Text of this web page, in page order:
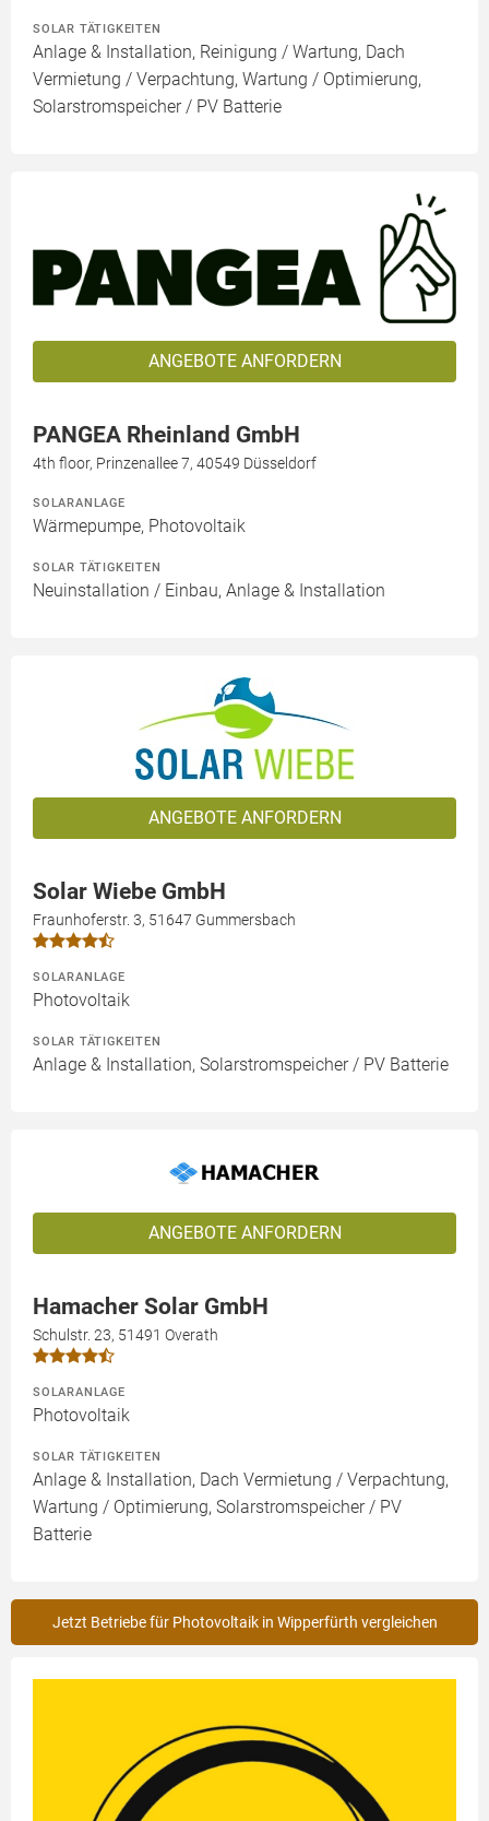
SOLAR TÄTIGKEITEN
Anlage & Installation, Reinigung / Wartung, Dach
Vermietung / Verpachtung, Wartung / Optimierung,
Solarstromspeicher / PV Batterie
ANGEBOTE ANFORDERN
PANGEA Rheinland GmbH
4th floor, Prinzenallee 7, 40549 Düsseldorf
SOLARANLAGE
Wärmepumpe, Photovoltaik
SOLAR TÄTIGKEITEN
Neuinstallation / Einbau, Anlage & Installation
ANGEBOTE ANFORDERN
Solar Wiebe GmbH
Fraunhoferstr. 3, 51647 Gummersbach
SOLARANLAGE
Photovoltaik
SOLAR TÄTIGKEITEN
Anlage & Installation, Solarstromspeicher / PV Batterie
ANGEBOTE ANFORDERN
Hamacher Solar GmbH
Schulstr. 23, 51491 Overath
SOLARANLAGE
Photovoltaik
SOLAR TÄTIGKEITEN
Anlage & Installation, Dach Vermietung / Verpachtung,
Wartung / Optimierung, Solarstromspeicher / PV
Batterie
Jetzt Betriebe für Photovoltaik in Wipperfürth vergleichen